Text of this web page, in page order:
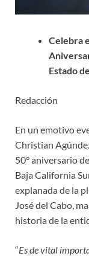
Celebra
Estado
Redacción
En un emotivo
Christian
50° aniversario
Baja California
explanada de la
José del Cabo,
historia de la
“Es de vital